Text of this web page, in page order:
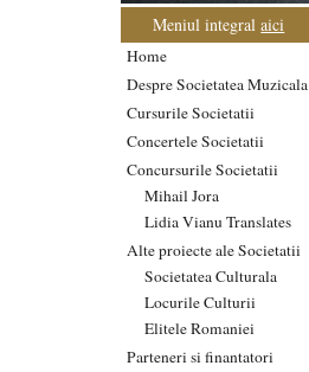
Meniul integralaici
Home
Despre Societatea Muzicala
Cursurile Societatii
Concertele Societatii
Concursurile Societatii
Mihail Jora
Lidia Vianu Translates
Alte proiecte ale Societatii
Societatea Culturala
Locurile Culturii
Elitele Romaniei
Parteneri si finantatori